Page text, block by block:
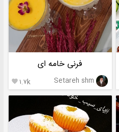
فرنی خامه ای
Setareh shm ۱.۷k 